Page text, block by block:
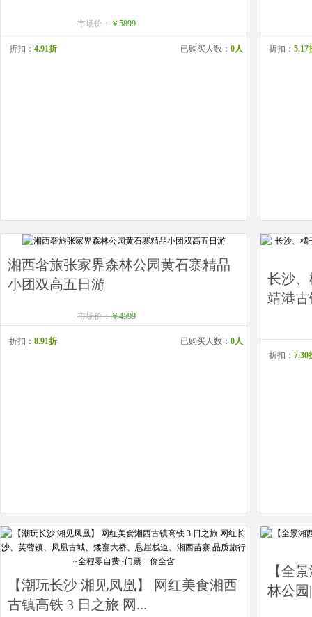
市场价：￥5899
折扣： 4.91折 已购买人数： 0人 折扣： 5.17
湘西奢旅张家界森林公园黄石寨精品
小团双高五日游
市场价：￥4599
折扣： 8.91折 已购买人数： 0人
长沙
靖港
折扣： 7.30
【潮玩长沙 湘见凤凰】 网红美食湘西
古镇高铁 3 日之旅 网...
【全
林公园